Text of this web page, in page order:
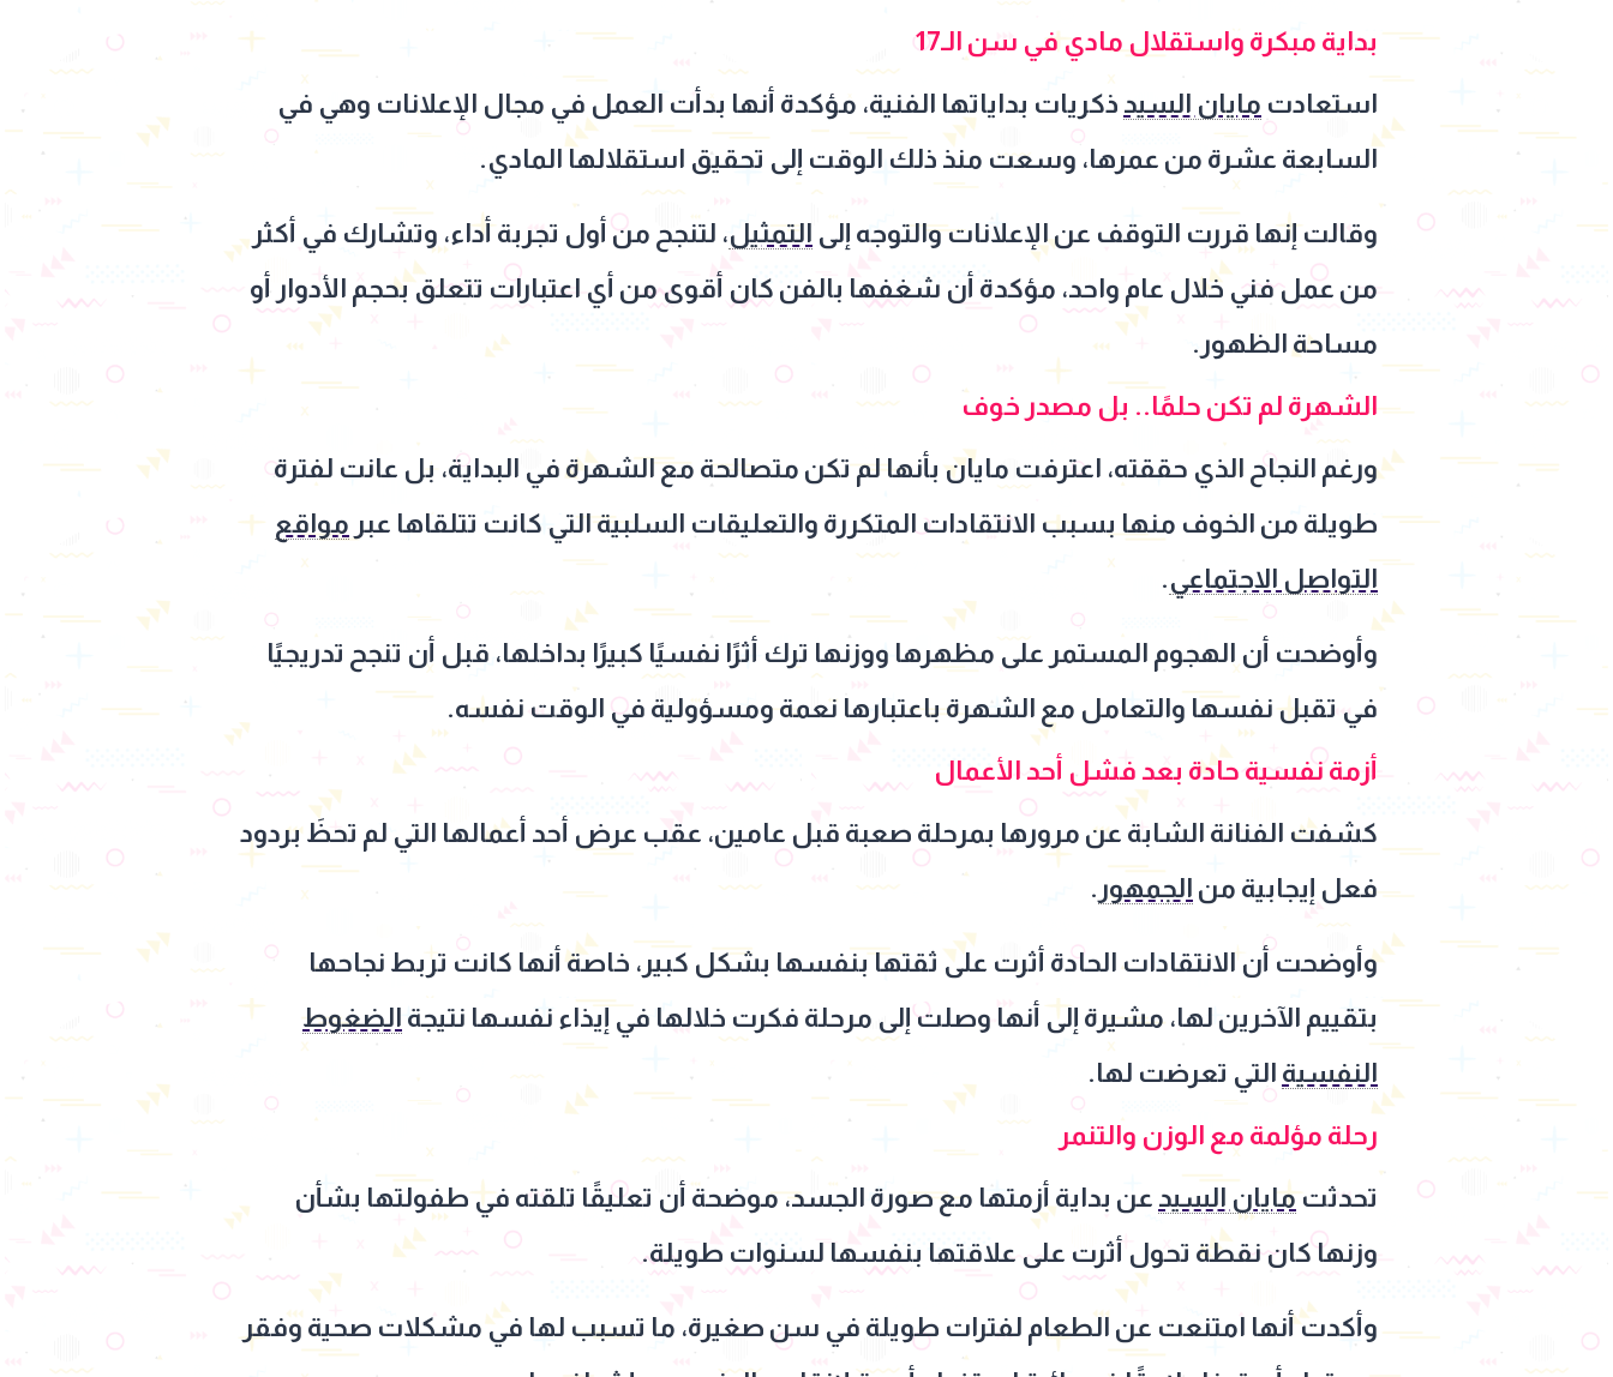
بداية مبكرة واستقلال مادي في سن الـ17
استعادت مايان السيد ذكريات بداياتها الفنية، مؤكدة أنها بدأت العمل في مجال الإعلانات وهي في
السابعة عشرة من عمرها، وسعت منذ ذلك الوقت إلى تحقيق استقلالها المادي.
وقالت إنها قررت التوقف عن الإعلانات والتوجه إلى التمثيل، لتنجح من أول تجربة أداء، وتشارك في أكثر
من عمل فني خلال عام واحد، مؤكدة أن شغفها بالفن كان أقوى من أي اعتبارات تتعلق بحجم الأدوار أو
مساحة الظهور.
الشهرة لم تكن حلمًا.. بل مصدر خوف
ورغم النجاح الذي حققته، اعترفت مايان بأنها لم تكن متصالحة مع الشهرة في البداية، بل عانت لفترة
طويلة من الخوف منها بسبب الانتقادات المتكررة والتعليقات السلبية التي كانت تتلقاها عبر مواقع
التواصل الاجتماعي.
وأوضحت أن الهجوم المستمر على مظهرها ووزنها ترك أثرًا نفسيًا كبيرًا بداخلها، قبل أن تنجح تدريجيًا
في تقبل نفسها والتعامل مع الشهرة باعتبارها نعمة ومسؤولية في الوقت نفسه.
أزمة نفسية حادة بعد فشل أحد الأعمال
كشفت الفنانة الشابة عن مرورها بمرحلة صعبة قبل عامين، عقب عرض أحد أعمالها التي لم تحظَ بردود
فعل إيجابية من الجمهور .
وأوضحت أن الانتقادات الحادة أثرت على ثقتها بنفسها بشكل كبير، خاصة أنها كانت تربط نجاحها
بتقييم الآخرين لها، مشيرة إلى أنها وصلت إلى مرحلة فكرت خلالها في إيذاء نفسها نتيجة الضغوط
النفسية التي تعرضت لها.
رحلة مؤلمة مع الوزن والتنمر
تحدثتمايان السيد عن بداية أزمتها مع صورة الجسد، موضحة أن تعليقًا تلقته في طفولتها بشأن
وزنها كان نقطة تحول أثرت على علاقتها بنفسها لسنوات طويلة.
وأكدت أنها امتنعت عن الطعام لفترات طويلة في سن صغيرة، ما تسبب لها في مشكلات صحية وفقر